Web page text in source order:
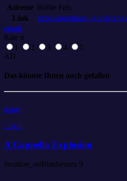
Adresse Hohle Fels
Link
https://goettinnen-
email
Rate it
1
2 3 4
5
AD
Das könnte Ihnen auch gefallen
today
Lokal
A Cappella Explosion
location_onBlaubeuren 9